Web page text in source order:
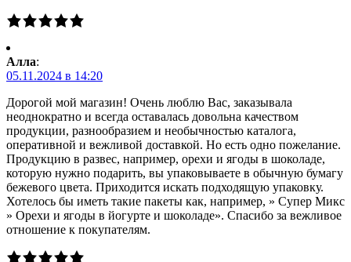
Алла:
05.11.2024 в 14:20
Дорогой мой магазин! Очень люблю Вас, заказывала
неоднократно и всегда оставалась довольна качеством
продукции, разнообразием и необычностью каталога,
оперативной и вежливой доставкой. Но есть одно пожелание.
Продукцию в развес, например, орехи и ягоды в шоколаде,
которую нужно подарить, вы упаковываете в обычную бумагу
бежевого цвета. Приходится искать подходящую упаковку.
Хотелось бы иметь такие пакеты как, например, » Супер Микс
» Орехи и ягоды в йогурте и шоколаде». Спасибо за вежливое
отношение к покупателям.